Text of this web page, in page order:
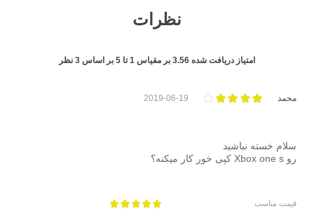
نظرات
امتیاز دریافت شده 3.56 بر مقیاس 1تا 5 بر اساس 3 نظر
محمد 2019-06-19
سلام خسته نباشید
رو Xbox one s کپی خور کار میکنه؟
قیمت مناسب